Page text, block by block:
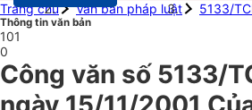
Trang chủ
Văn bản pháp luật 5133/
Thông tin văn bản
101
0
Công văn số 5133/